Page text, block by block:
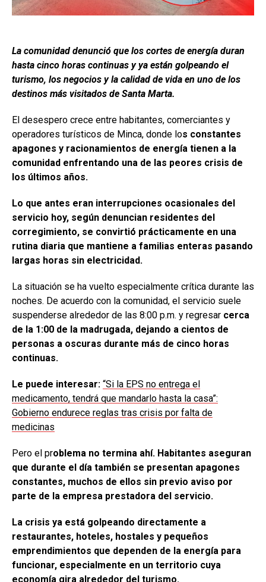
La comunidad denunció que los cortes de energía duran
hasta cinco horas continuas y ya están golpeando el
turismo, los negocios y la calidad de vida en uno de los
destinos más visitados de Santa Marta.
El desespero crece entre habitantes, comerciantes y
operadores turísticos de Minca, donde los constantes
apagones y racionamientos de energía tienen a la
comunidad enfrentando una de las peores crisis de
los últimos años.
Lo que antes eran interrupciones ocasionales del
servicio hoy, según denuncian residentes del
corregimiento, se convirtió prácticamente en una
rutina diaria que mantiene a familias enteras pasando
largas horas sin electricidad.
La situación se ha vuelto especialmente crítica durante las
noches. De acuerdo con la comunidad, el servicio suele
suspenderse alrededor de las 8:00 p.m. y regresar cerca
de la 1:00 de la madrugada, dejando a cientos de
personas a oscuras durante más de cinco horas
continuas.
Le puede interesar: “Si la EPS no entrega el
medicamento, tendrá que mandarlo hasta la casa”:
Gobierno endurece reglas tras crisis por falta de
medicinas
Pero el problema no termina ahí. Habitantes aseguran
que durante el día también se presentan apagones
constantes, muchos de ellos sin previo aviso por
parte de la empresa prestadora del servicio.
La crisis ya está golpeando directamente a
restaurantes, hoteles, hostales y pequeños
emprendimientos que dependen de la energía para
funcionar, especialmente en un territorio cuya
economía gira alrededor del turismo.